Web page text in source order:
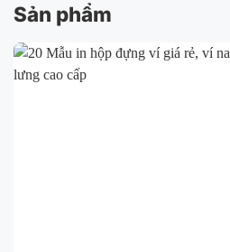
Sản phẩm